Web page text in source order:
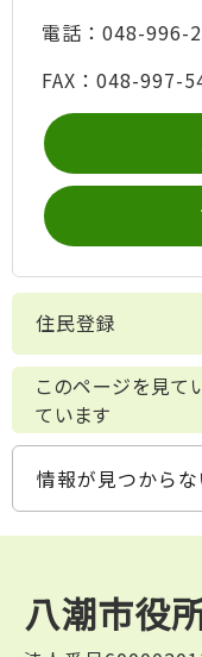
電話：048-996-
FAX：048-997-
住民登録
このページを見て
ています
情報が見つから
八潮市役